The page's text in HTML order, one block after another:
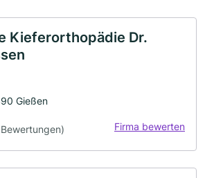
Kieferorthopädie Dr.
Gießen
Firma bewerten